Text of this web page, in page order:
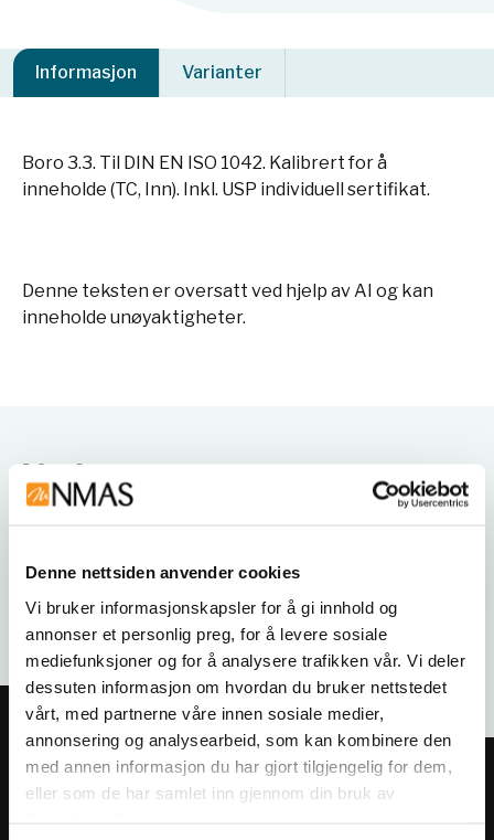
Denne nettsiden anvender cookies
Vi bruker informasjonskapsler for å gi innhold og
annonser et personlig preg, for å levere sosiale
mediefunksjoner og for å analysere trafikken vår. Vi deler
dessuten informasjon om hvordan du bruker nettstedet
vårt, med partnerne våre innen sosiale medier,
annonsering og analysearbeid, som kan kombinere den
med annen informasjon du har gjort tilgjengelig for dem,
eller som de har samlet inn gjennom din bruk av
Informasjon Varianter
Boro 3.3. Til DIN EN ISO 1042. Kalibrert for å
inneholde (TC, Inn). Inkl. USP individuell sertifikat.
Denne teksten er oversatt ved hjelp av AI og kan
inneholde unøyaktigheter.
Varianter
Meld deg på vårt nyhetsbrev!